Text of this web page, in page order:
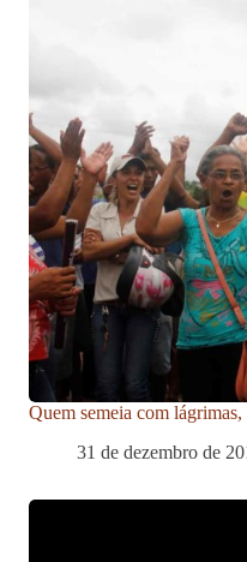
Quem semeia com
31 de dezembro de